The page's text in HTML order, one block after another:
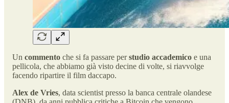
Un commento che si fa passare perstudio accademico e una
pellicola, che abbiamo già visto decine di volte, si riavvolge
facendo ripartire il film daccapo.
Alex de Vries, data scientist presso la banca centrale olandese